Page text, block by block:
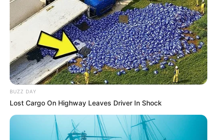
BUZZ DAY
Lost Cargo On Highway Leaves Driver In Shock